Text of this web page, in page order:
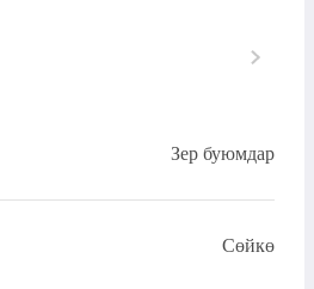
Зер буюмдар
Сөйкө